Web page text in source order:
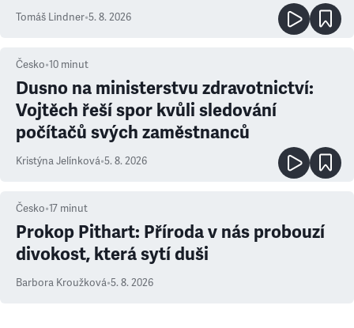
Tomáš Lindner•5. 8. 2026
Česko•10 minut
Dusno na ministerstvu zdravotnictví:
Vojtěch řeší spor kvůli sledování
počítačů svých zaměstnanců
Kristýna Jelínková•5. 8. 2026
Česko•17 minut
Prokop Pithart: Příroda v nás probouzí
divokost, která sytí duši
Barbora Kroužková•5. 8. 2026